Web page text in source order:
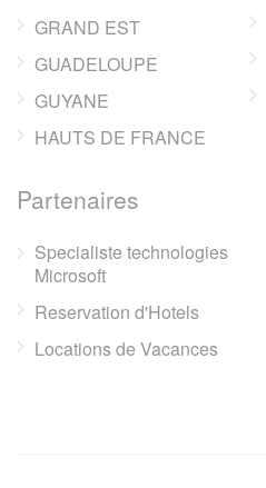
GRAND EST
GUADELOUPE
GUYANE
HAUTS DE FRANCE
Partenaires
Specialiste technologies
Microsoft
Reservation d'Hotels
Locations de Vacances